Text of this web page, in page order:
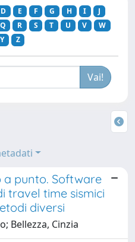
D E F G H I
J
Q R S T U V
W
Y Z
punto. Software
travel time sismici
diversi
Bellezza, Cinzia